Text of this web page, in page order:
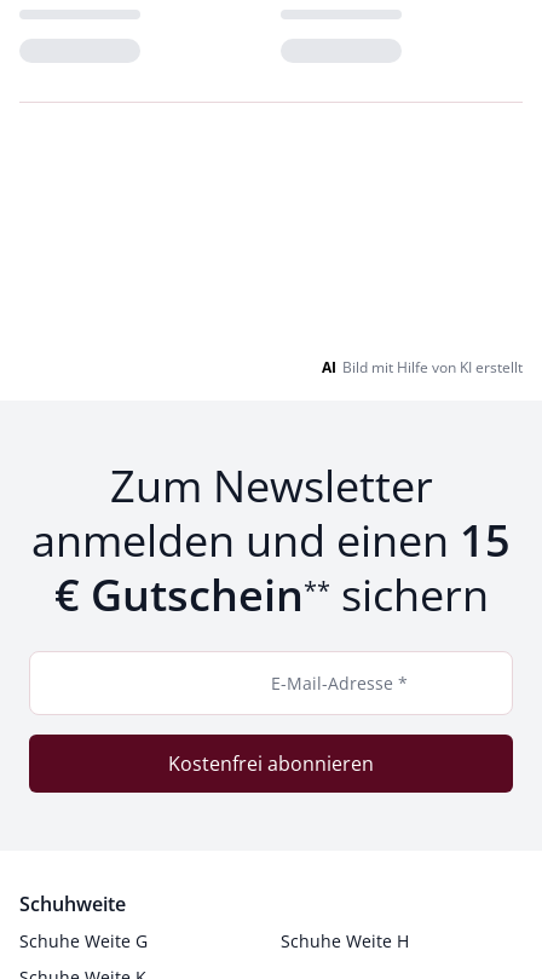
AI Bild mit Hilfe von KI erstellt
Zum Newsletter
anmelden und einen 15
€ Gutschein** sichern
E-Mail-Adresse *
Kostenfrei abonnieren
Schuhweite
Schuhe Weite G
Schuhe Weite H